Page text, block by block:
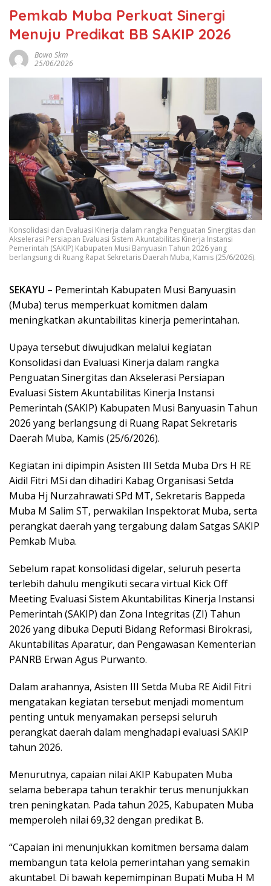
Pemkab Muba Perkuat Sinergi
Menuju Predikat BB SAKIP 2026
Bowo Skm
25/06/2026
Konsolidasi dan Evaluasi Kinerja dalam rangka Penguatan Sinergitas dan
Akselerasi Persiapan Evaluasi Sistem Akuntabilitas Kinerja Instansi
Pemerintah (SAKIP) Kabupaten Musi Banyuasin Tahun 2026 yang
berlangsung di Ruang Rapat Sekretaris Daerah Muba, Kamis (25/6/2026).
SEKAYU – Pemerintah Kabupaten Musi Banyuasin
(Muba) terus memperkuat komitmen dalam
meningkatkan akuntabilitas kinerja pemerintahan.
Upaya tersebut diwujudkan melalui kegiatan
Konsolidasi dan Evaluasi Kinerja dalam rangka
Penguatan Sinergitas dan Akselerasi Persiapan
Evaluasi Sistem Akuntabilitas Kinerja Instansi
Pemerintah (SAKIP) Kabupaten Musi Banyuasin Tahun
2026 yang berlangsung di Ruang Rapat Sekretaris
Daerah Muba, Kamis (25/6/2026).
Kegiatan ini dipimpin Asisten III Setda Muba Drs H RE
Aidil Fitri MSi dan dihadiri Kabag Organisasi Setda
Muba Hj Nurzahrawati SPd MT, Sekretaris Bappeda
Muba M Salim ST, perwakilan Inspektorat Muba, serta
perangkat daerah yang tergabung dalam Satgas SAKIP
Pemkab Muba.
Sebelum rapat konsolidasi digelar, seluruh peserta
terlebih dahulu mengikuti secara virtual Kick Off
Meeting Evaluasi Sistem Akuntabilitas Kinerja Instansi
Pemerintah (SAKIP) dan Zona Integritas (ZI) Tahun
2026 yang dibuka Deputi Bidang Reformasi Birokrasi,
Akuntabilitas Aparatur, dan Pengawasan Kementerian
PANRB Erwan Agus Purwanto.
Dalam arahannya, Asisten III Setda Muba RE Aidil Fitri
mengatakan kegiatan tersebut menjadi momentum
penting untuk menyamakan persepsi seluruh
perangkat daerah dalam menghadapi evaluasi SAKIP
tahun 2026.
Menurutnya, capaian nilai AKIP Kabupaten Muba
selama beberapa tahun terakhir terus menunjukkan
tren peningkatan. Pada tahun 2025, Kabupaten Muba
memperoleh nilai 69,32 dengan predikat B.
“Capaian ini menunjukkan komitmen bersama dalam
membangun tata kelola pemerintahan yang semakin
akuntabel. Di bawah kepemimpinan Bupati Muba H M